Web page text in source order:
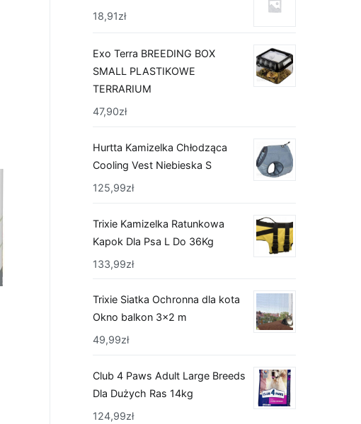
18,91zł
Exo Terra BREEDING BOX
SMALL PLASTIKOWE
TERRARIUM
47,90zł
Hurtta Kamizelka Chłodząca
Cooling Vest Niebieska S
125,99zł
Trixie Kamizelka Ratunkowa
Kapok Dla Psa L Do 36Kg
133,99zł
Trixie Siatka Ochronna dla kota
Okno balkon 3x2 m
49,99zł
Club 4 Paws Adult Large Breeds
Dla Dużych Ras 14kg
124,99zł